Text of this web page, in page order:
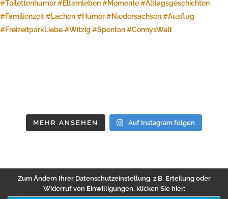
MEHR ANSEHEN Auf Instagram folgen
Zum Ändern Ihrer Datenschutzeinstellung, z.B. Erteilung oder
Widerruf von Einwilligungen, klicken Sie hier: